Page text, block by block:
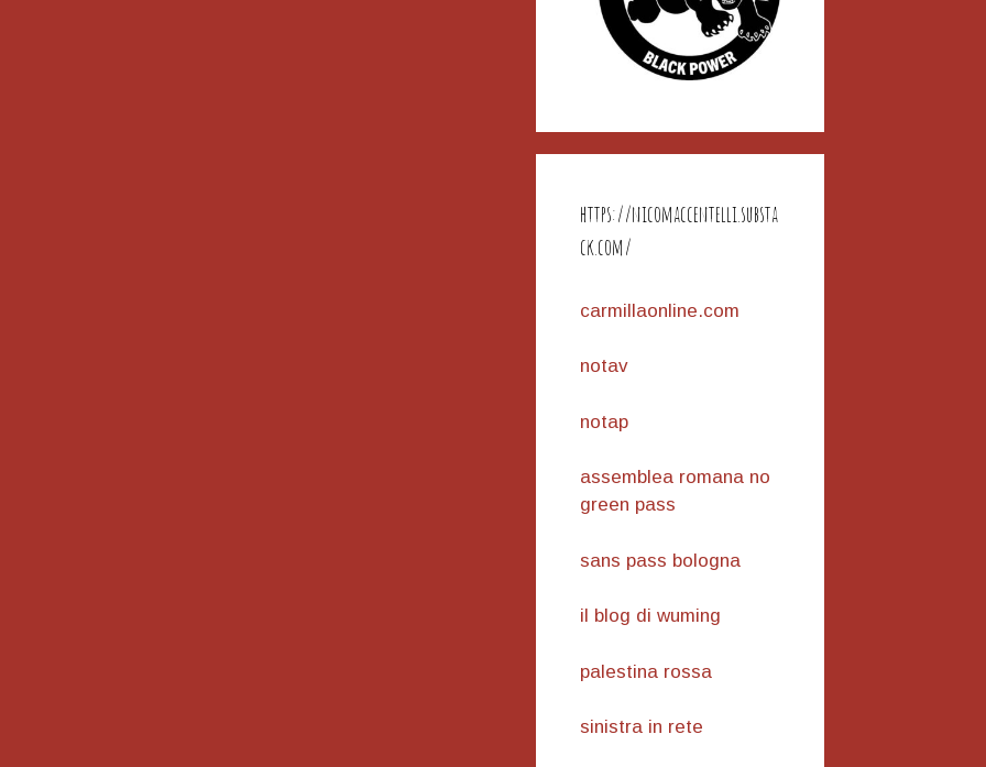
https://nicomaccentelli.substa
ck.com/
carmillaonline.com
notav
notap
assemblea romana no
green pass
sans pass bologna
il blog di wuming
palestina rossa
sinistra in rete